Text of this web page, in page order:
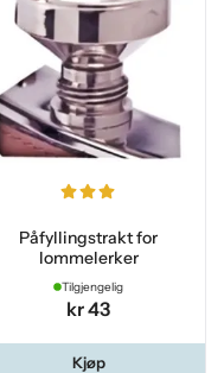
Påfyllingstrakt for
lommelerker
Tilgjengelig
kr 43
Kjøp